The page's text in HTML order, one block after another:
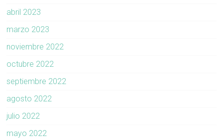
abril 2023
marzo 2023
noviembre 2022
octubre 2022
septiembre 2022
agosto 2022
julio 2022
mayo 2022